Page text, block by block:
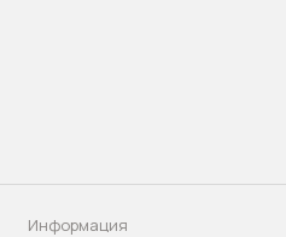
Информация